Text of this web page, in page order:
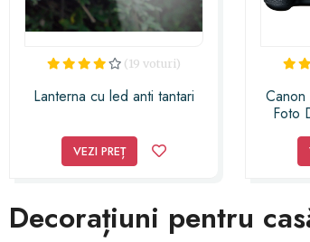
(19 voturi)
Lanterna cu led anti tantari
VEZI PREȚ
Foto
18-
Decorațiuni pentru